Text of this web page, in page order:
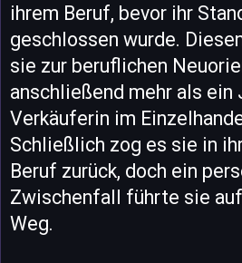
ihrem Beruf, bevor ihr
geschlossen wurde.
sie zur beruflichen
anschließend mehr als ein
Verkäuferin im
Schließlich zog es sie in
Beruf zurück, doch ein
Zwischenfall führte sie
Weg.